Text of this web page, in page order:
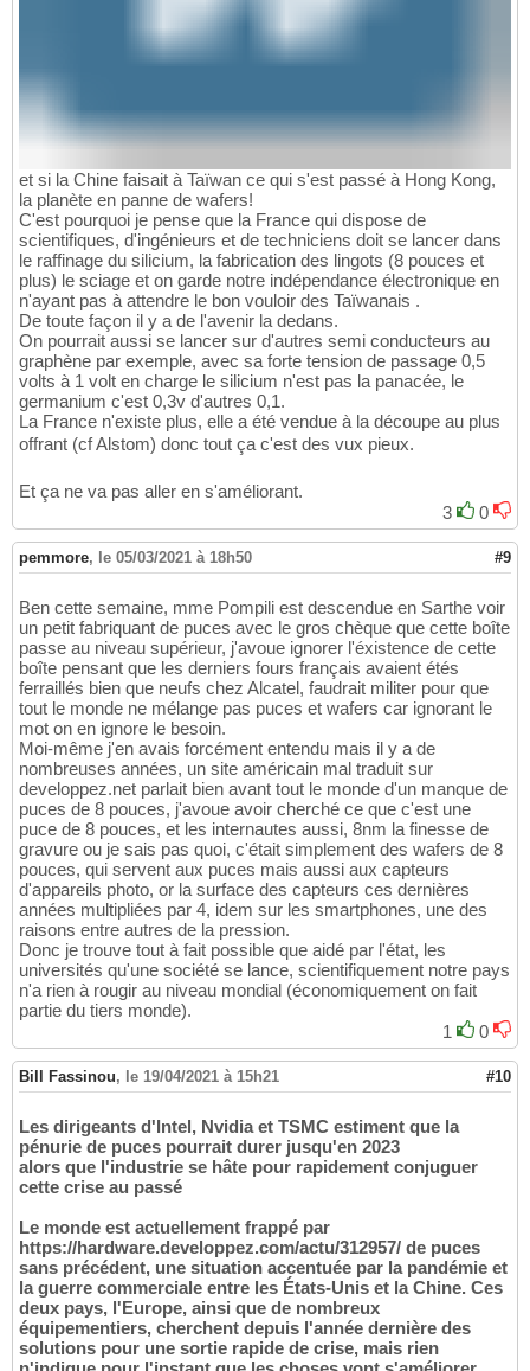
et si la Chine faisait à Taïwan ce qui s'est passé à Hong Kong,
la planète en panne de wafers!
C'est pourquoi je pense que la France qui dispose de
scientifiques, d'ingénieurs et de techniciens doit se lancer dans
le raffinage du silicium, la fabrication des lingots (8 pouces et
plus) le sciage et on garde notre indépendance électronique en
n'ayant pas à attendre le bon vouloir des Taïwanais .
De toute façon il y a de l'avenir la dedans.
On pourrait aussi se lancer sur d'autres semi conducteurs au
graphène par exemple, avec sa forte tension de passage 0,5
volts à 1 volt en charge le silicium n'est pas la panacée, le
germanium c'est 0,3v d'autres 0,1.
La France n'existe plus, elle a été vendue à la découpe au plus
offrant (cf Alstom) donc tout ça c'est des vux pieux.
Et ça ne va pas aller en s'améliorant.
3
0
pemmore, le 05/03/2021 à 18h50 #9
Ben cette semaine, mme Pompili est descendue en Sarthe voir
un petit fabriquant de puces avec le gros chèque que cette boîte
passe au niveau supérieur, j'avoue ignorer l'éxistence de cette
boîte pensant que les derniers fours français avaient étés
ferraillés bien que neufs chez Alcatel, faudrait militer pour que
tout le monde ne mélange pas puces et wafers car ignorant le
mot on en ignore le besoin.
Moi-même j'en avais forcément entendu mais il y a de
nombreuses années, un site américain mal traduit sur
developpez.net parlait bien avant tout le monde d'un manque de
puces de 8 pouces, j'avoue avoir cherché ce que c'est une
puce de 8 pouces, et les internautes aussi, 8nm la finesse de
gravure ou je sais pas quoi, c'était simplement des wafers de 8
pouces, qui servent aux puces mais aussi aux capteurs
d'appareils photo, or la surface des capteurs ces dernières
années multipliées par 4, idem sur les smartphones, une des
raisons entre autres de la pression.
Donc je trouve tout à fait possible que aidé par l'état, les
universités qu'une société se lance, scientifiquement notre pays
n'a rien à rougir au niveau mondial (économiquement on fait
partie du tiers monde).
1
0
Bill Fassinou, le 19/04/2021 à 15h21 #10
Les dirigeants d'Intel, Nvidia et TSMC estiment que la
pénurie de puces pourrait durer jusqu'en 2023
alors que l'industrie se hâte pour rapidement conjuguer
cette crise au passé
Le monde est actuellement frappé par
https://hardware.developpez.com/actu/312957/ de puces
sans précédent, une situation accentuée par la pandémie et
la guerre commerciale entre les États-Unis et la Chine. Ces
deux pays, l'Europe, ainsi que de nombreux
équipementiers, cherchent depuis l'année dernière des
solutions pour une sortie rapide de crise, mais rien